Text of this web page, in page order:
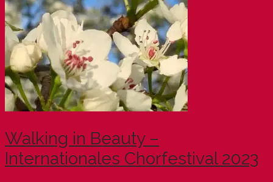
Walking in Beauty –
Internationales Chorfestival 2023